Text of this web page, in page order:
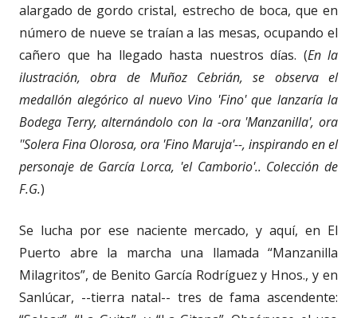
alargado de gordo cristal, estrecho de boca, que en
número de nueve se traían a las mesas, ocupando el
cañero que ha llegado hasta nuestros días. (En la
ilustración, obra de Muñoz Cebrián, se observa el
medallón alegórico al nuevo Vino 'Fino' que lanzaría la
Bodega Terry, alternándolo con la -ora 'Manzanilla', ora
''Solera Fina Olorosa, ora 'Fino Maruja'--, inspirando en el
personaje de García Lorca, 'el Camborio'.. Colección de
F.G.)
Se lucha por ese naciente mercado, y aquí, en El
Puerto abre la marcha una llamada “Manzanilla
Milagritos”, de Benito García Rodríguez y Hnos., y en
Sanlúcar, --tierra natal-- tres de fama ascendente: